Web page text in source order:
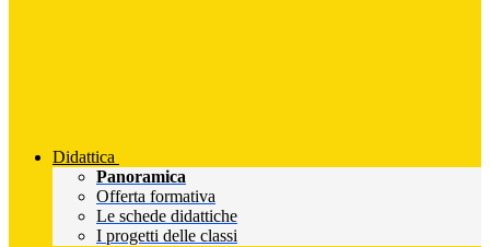
Didattica
Panoramica
Offerta formativa
Le schede didattiche
I progetti delle classi